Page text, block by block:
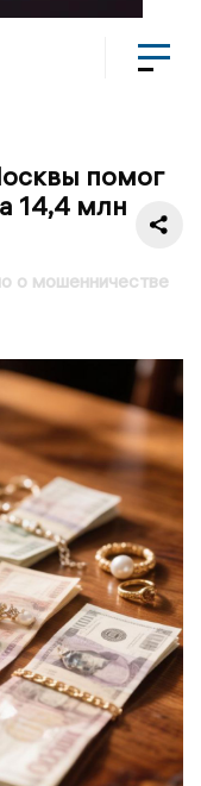
помог
14,4 млн
о мошенничестве